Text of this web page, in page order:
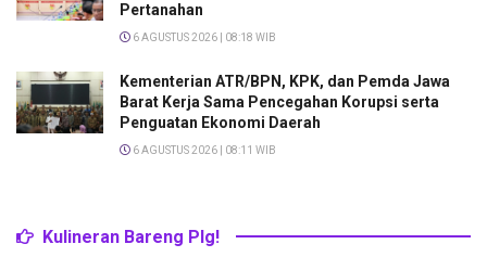
Pertanahan
6 AGUSTUS 2026 | 08:18 WIB
Kementerian ATR/BPN, KPK, dan Pemda Jawa
Barat Kerja Sama Pencegahan Korupsi serta
Penguatan Ekonomi Daerah
6 AGUSTUS 2026 | 08:11 WIB
Kulineran Bareng Plg!